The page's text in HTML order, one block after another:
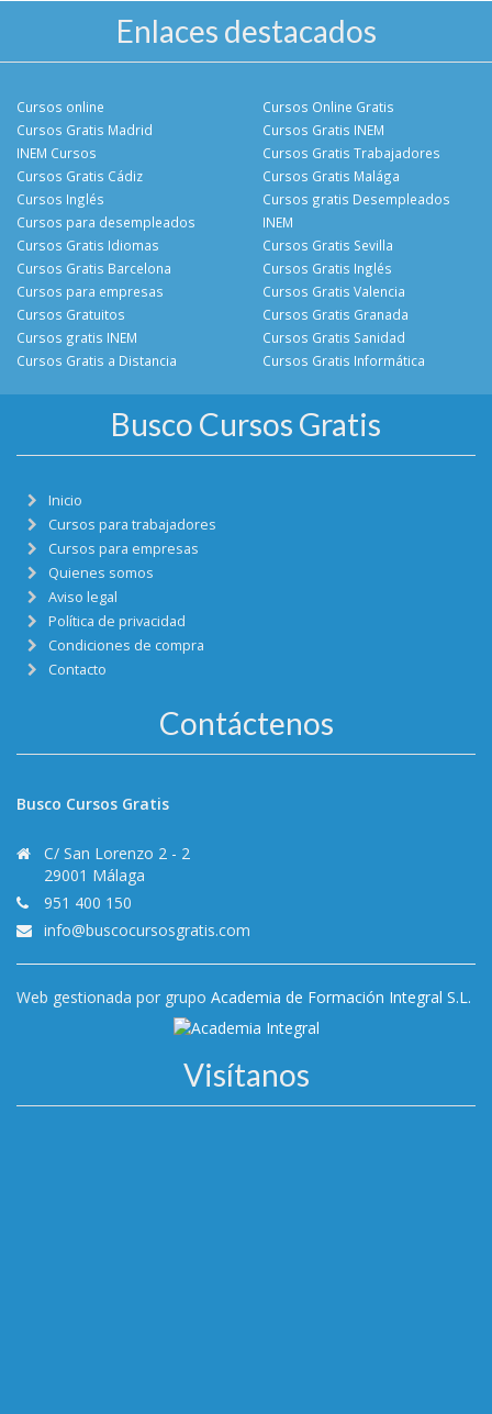
Enlaces destacados
Cursos online
Cursos Gratis Madrid
INEM Cursos
Cursos Gratis Cádiz
Cursos Online Gratis
Cursos Gratis INEM
Cursos Gratis Trabajadores
Cursos Gratis Malága
Cursos Inglés
Cursos para desempleados
Cursos Gratis Idiomas
Cursos Gratis Barcelona
Cursos gratis Desempleados
INEM
Cursos Gratis Sevilla
Cursos Gratis Inglés
Cursos para empresas
Cursos Gratuitos
Cursos gratis INEM
Cursos Gratis a Distancia
Cursos Gratis Valencia
Cursos Gratis Granada
Cursos Gratis Sanidad
Cursos Gratis Informática
Busco Cursos Gratis
Inicio
Cursos para trabajadores
Cursos para empresas
Quienes somos
Aviso legal
Política de privacidad
Condiciones de compra
Contacto
Contáctenos
Busco Cursos Gratis
C/ San Lorenzo 2 - 2
29001 Málaga
951 400 150
info@buscocursosgratis.com
Web gestionada por grupo Academia de Formación Integral S.L.
Visítanos